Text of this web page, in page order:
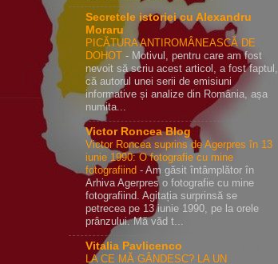
Secretele istoriei cu Alexandru
Moraru
PICĂTURA ANTIROMÂNEASCĂ DE
DOHOT - Motivul, pentru care am fost
nevoit să scriu acest articol, a fost faptul,
că autorul unei serii de emisiuni
informative și analize din România, așa
numita...
Victor Roncea Blog
Victor Roncea suprins de Agerpres în 13
iunie 1990: O fotografie cu mine
fotografiind - Am găsit întâmplător în
Arhiva Agerpres o fotografie cu mine
fotografiind. Agitația surprinsă se
petrecea pe 13 iunie 1990, pe la orele
prânzului. Mă văd t...
Vitalia Pavlicenco
LA CE MĂ GÂNDESC? LA UN